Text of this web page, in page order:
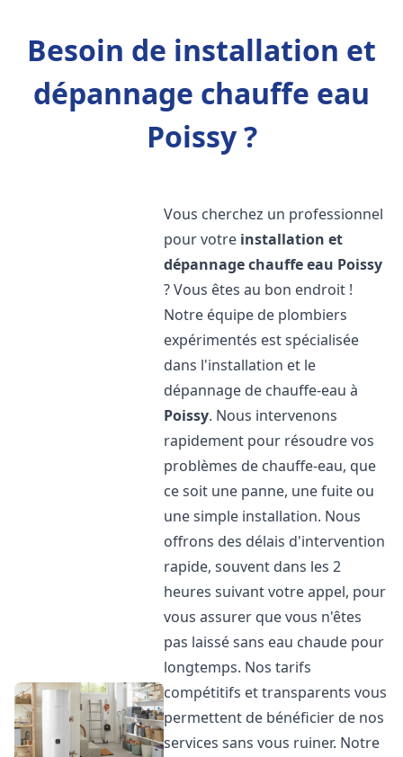
Besoin de installation et
dépannage chauffe eau
Poissy ?
Vous cherchez un professionnel
pour votre installation et
dépannage chauffe eau Poissy
? Vous êtes au bon endroit !
Notre équipe de plombiers
expérimentés est spécialisée
dans l'installation et le
dépannage de chauffe-eau à
Poissy. Nous intervenons
rapidement pour résoudre vos
problèmes de chauffe-eau, que
ce soit une panne, une fuite ou
une simple installation. Nous
offrons des délais d'intervention
rapide, souvent dans les 2
heures suivant votre appel, pour
vous assurer que vous n'êtes
pas laissé sans eau chaude pour
longtemps. Nos tarifs
compétitifs et transparents vous
permettent de bénéficier de nos
services sans vous ruiner. Notre